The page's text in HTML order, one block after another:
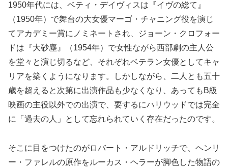
1950年代には、ベティ・デイヴィスは『イヴの総て』
（1950年）で舞台の大女優マーゴ・チャニング役を演じ
てアカデミー賞にノミネートされ、ジョーン・クロフォー
ドは『大砂塵』（1954年）で女性ながら西部劇の主人公
を堂々と演じ切るなど、それぞれベテラン女優としてキャ
リアを築くようになります。しかしながら、二人とも五十
歳を超えると次第に出演作品も少なくなり、あってもB級
映画の主役以外での出演で、要するにハリウッドでは完全
に「過去の人」として忘れられていく存在だったのです。
そこに目をつけたのがロバート・アルドリッチで、ヘンリ
ー・ファレルの原作をルーカス・ヘラーが脚色した物語の